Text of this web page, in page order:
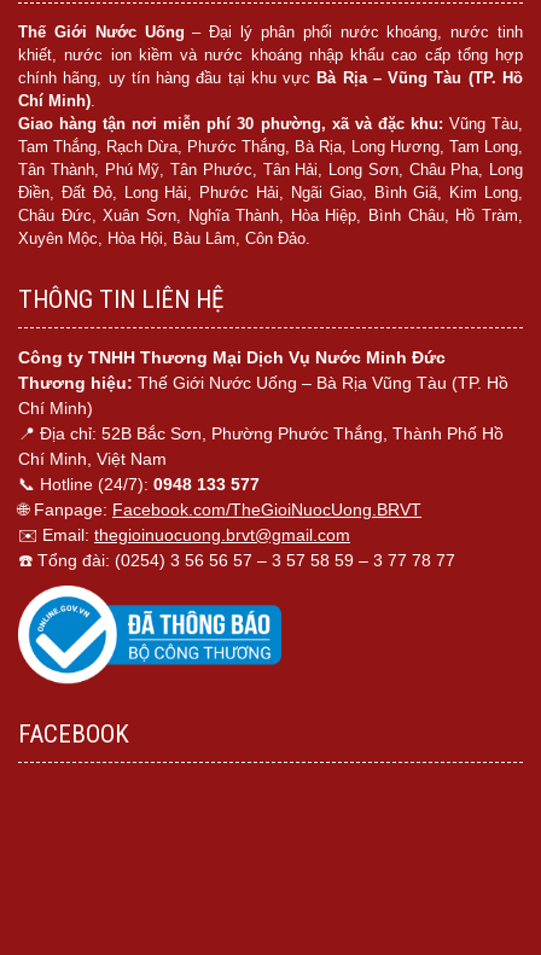
Thế Giới Nước Uống – Đại lý phân phối nước khoáng, nước tinh
khiết, nước ion kiềm và nước khoáng nhập khẩu cao cấp tổng hợp
chính hãng, uy tín hàng đầu tại khu vực Bà Rịa – Vũng Tàu (TP. Hồ
Chí Minh).
Giao hàng tận nơi miễn phí 30 phường, xã và đặc khu: Vũng Tàu,
Tam Thắng, Rạch Dừa, Phước Thắng, Bà Rịa, Long Hương, Tam Long,
Tân Thành, Phú Mỹ, Tân Phước, Tân Hải, Long Sơn, Châu Pha, Long
Điền, Đất Đỏ, Long Hải, Phước Hải, Ngãi Giao, Bình Giã, Kim Long,
Châu Đức, Xuân Sơn, Nghĩa Thành, Hòa Hiệp, Bình Châu, Hồ Tràm,
Xuyên Mộc, Hòa Hội, Bàu Lâm, Côn Đảo.
THÔNG TIN LIÊN HỆ
Công ty TNHH Thương Mại Dịch Vụ Nước Minh Đức
Thương hiệu: Thế Giới Nước Uống – Bà Rịa Vũng Tàu (TP. Hồ
Chí Minh)
📍 Địa chỉ: 52B Bắc Sơn, Phường Phước Thắng, Thành Phố Hồ
Chí Minh, Việt Nam
📞 Hotline (24/7): 0948 133 577
🌐 Fanpage: Facebook.com/TheGioiNuocUong.BRVT
✉️ Email: thegioinuocuong.brvt@gmail.com
☎️ Tổng đài: (0254) 3 56 56 57 – 3 57 58 59 – 3 77 78 77
FACEBOOK